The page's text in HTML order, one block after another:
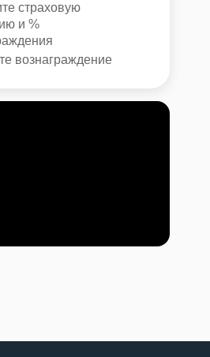
страховую
и %
вознаграждение